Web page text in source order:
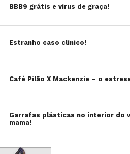
BBB9 grátis e vírus de graça!
Estranho caso clínico!
Café Pilão X Mackenzie – o
Garrafas plásticas no interior do
mama!